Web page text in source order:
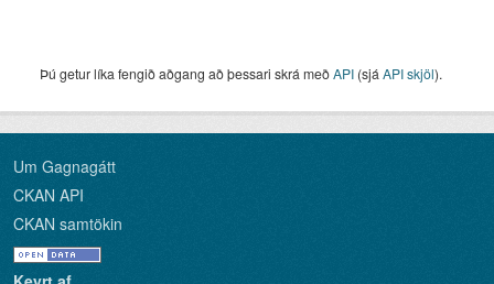
Þú getur líka fengið aðgang að þessari skrá meðAPI (sjá API skjöl).
Um Gagnagátt
CKAN API
CKAN samtökin